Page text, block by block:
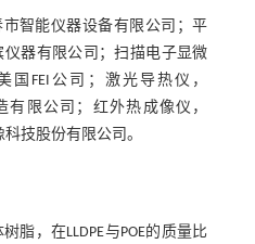
市智能仪器设备有限公司；平
仪器有限公司；扫描电子显微
国FEI公司；激光导热仪，
有限公司；红外热成像仪，
科技股份有限公司。
脂，在LLDPE与POE的质量比